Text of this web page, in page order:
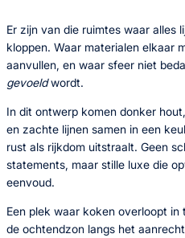
Er zijn van die ruimtes waar alles
kloppen. Waar materialen elkaar
aanvullen, en waar sfeer niet
gevoeldwordt.
In dit ontwerp komen donker
en zachte lijnen samen in een
rust als rijkdom uitstraalt. Geen
statements, maar stille luxe die
eenvoud.
Een plek waar koken overloopt in
de ochtendzon langs het